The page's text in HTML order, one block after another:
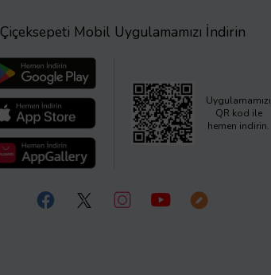
Çiçeksepeti Mobil Uygulamamızı İndirin
Uygulamamızı
QR kod ile
hemen indirin.